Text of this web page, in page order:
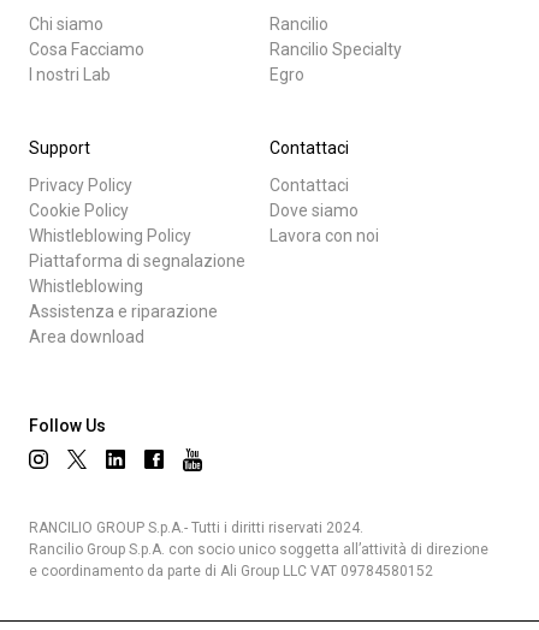
Chi siamo
Cosa Facciamo
I nostri Lab
Rancilio
Rancilio Specialty
Egro
Support
Privacy Policy
Cookie Policy
Whistleblowing Policy
Piattaforma di segnalazione
Whistleblowing
Assistenza e riparazione
Area download
Contattaci
Contattaci
Dove siamo
Lavora con noi
Follow Us
RANCILIO GROUP S.p.A.- Tutti i diritti riservati 2024.
Rancilio Group S.p.A. con socio unico soggetta all’attività di direzione
e coordinamento da parte di Ali Group LLC VAT 09784580152